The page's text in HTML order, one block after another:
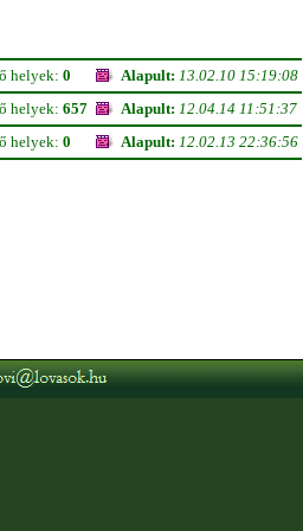
helyek: 0 Alapult: 13.02.10 15:19:08
helyek: 657 Alapult: 12.04.14 11:51:37
helyek: 0 Alapult: 12.02.13 22:36:56